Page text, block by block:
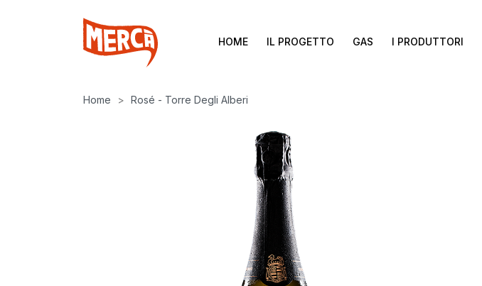
HOME IL PROGETTO GAS I PRODUTTORI
Home Rosé - Torre Degli Alberi